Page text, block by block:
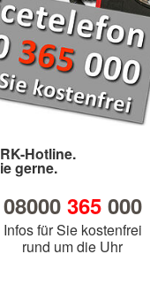
Hotline.
gerne.
08000 365000
Infos für Sie kostenfrei
rund um die Uhr